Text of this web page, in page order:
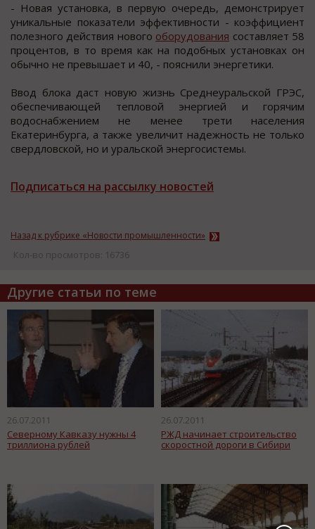
- Новая уcтановка, в первую очередь, демонcтрирует
уникальные показатели эффективности - коэффициент
полезного действия нового оборудования составляет 58
процентов, в то время как на подобных установках он
обычно не превышает и 40, - пояснили энергетики.
Ввод блока даст новую жизнь Среднеуральской ГРЭС,
обеспечивающей тепловой энергией и горячим
водоснабжением не менее трети населения
Екатеринбурга, а также увеличит надежность не только
свердловской, но и уральской энергосистемы.
Подписаться на рассылку новостей
Назад к рубрике «Новости промышленности»
Кол-во просмотров: 16736
Другие статьи по теме
26.07.2011
Северному Кавказу нужны 4
триллиона рублей
26.07.2011
РЖД начинает строительство
скоростной дороги в Сибири